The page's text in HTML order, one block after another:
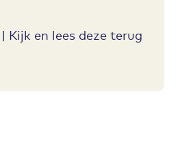
Kijk en lees deze terug